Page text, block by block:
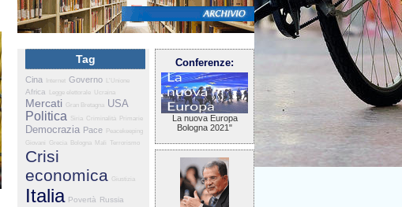
Tag
Cina Internet Governo L'Unione
Africa Legge elettorale Ucraina
Mercati Gran Bretagna USA
Politica Siria Criminalità Primarie
Democrazia Pace
Peacekeeping
Giovani
Grecia Bologna Mali Terrorismo
Crisi
economica
Giustizia
Italia Povertà Russia
Conferenze:
La nuova Europa
Bologna 2021"